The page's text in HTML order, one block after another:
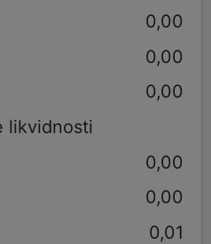
0,00
0,00
0,00
likvidnosti
0,00
0,00
0,01